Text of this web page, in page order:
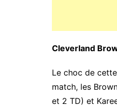
Cleverland
Le choc de
match, les
et 2 TD) et